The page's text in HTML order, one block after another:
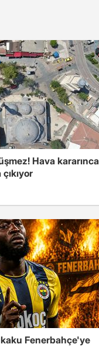
Hava kararınca
Fenerbahçe'ye